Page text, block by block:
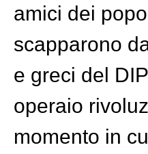
amici dei
scapparono
e greci del
operaio
momento in